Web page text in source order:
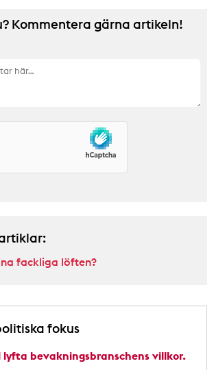
Kommentera gärna artikeln!
fackliga löften?
fokus
lyfta bevakningsbranschens villkor.